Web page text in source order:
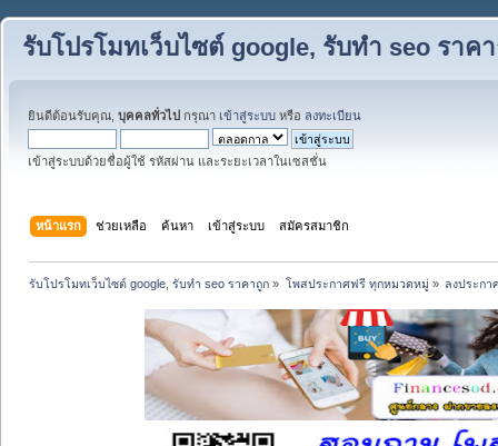
รับโปรโมทเว็บไซต์ google, รับทำ seo ราค
ยินดีต้อนรับคุณ, บุคคลทั่วไป กรุณา เข้าสู่ระบบ หรือ ลงทะเบียน
เข้าสู่ระบบด้วยชื่อผู้ใช้ รหัสผ่าน และระยะเวลาในเซสชั่น
หน้าแรก ช่วยเหลือ ค้นหา เข้าสู่ระบบ สมัครสมาชิก
รับโปรโมทเว็บไซต์ google, รับทำ seo ราคาถูก » โพสประกาศฟรี ทุกหมวดหมู่» ลงประกา